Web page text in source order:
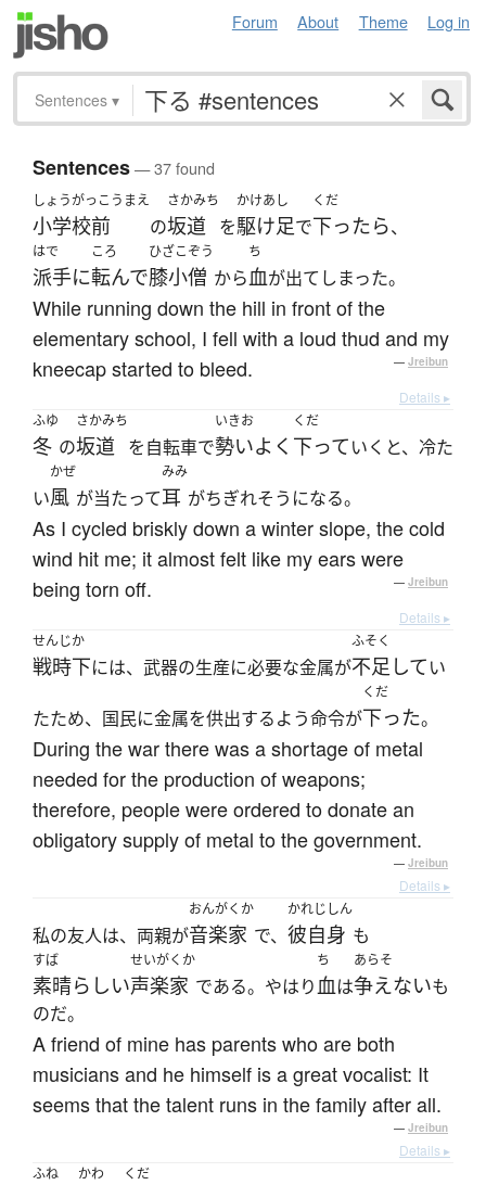
Forum About Theme Log in
Sentences ▾
Sentences— 37 found
しょうがっこうまえ
小学校前 の
さかみち
坂道 を
かけあし
駆け足で
くだ
下ったら、
はで
派手に
ころ
転んで
ひざこぞう
膝小僧 から
ち
血が出てしまった。
While running down the hill in front of the
elementary school, I fell with a loud thud and my
kneecap started to bleed.
— Jreibun
Details ▸
ふゆ
冬 の
さかみち
坂道 を自転車で
いきお
勢いよく
くだ
下っていくと、冷た
い
かぜ
風 が当たって
みみ
耳 がちぎれそうになる。
As I cycled briskly down a winter slope, the cold
wind hit me; it almost felt like my ears were
being torn off.
— Jreibun
Details ▸
せんじか
戦時下には、武器の生産に必要な金属が
ふそく
不足してい
たため、国民に金属を供出するよう命令が
くだ
下った。
During the war there was a shortage of metal
needed for the production of weapons;
therefore, people were ordered to donate an
obligatory supply of metal to the government.
— Jreibun
Details ▸
私の友人は、両親が
おんがくか
音楽家 で、
かれじしん
彼自身 も
すば
素晴らしい
せいがくか
声楽家 である。やはり
ち
血は
あらそ
争えないも
のだ。
A friend of mine has parents who are both
musicians and he himself is a great vocalist: It
seems that the talent runs in the family after all.
— Jreibun
Details ▸
ふね
かわ くだ